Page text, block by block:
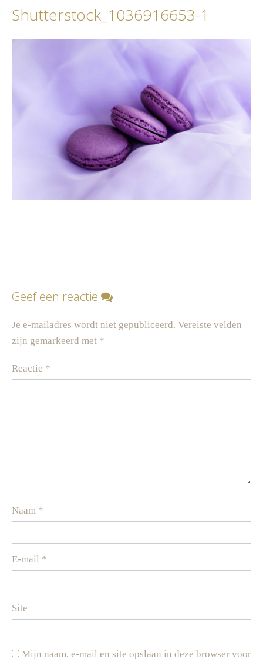
CONTENT
Shutterstock_1036916653-1
Geef een reactie
Je e-mailadres wordt niet gepubliceerd. Vereiste velden
zijn gemarkeerd met *
Reactie *
Naam *
E-mail *
Site
Mijn naam, e-mail en site opslaan in deze browser voor